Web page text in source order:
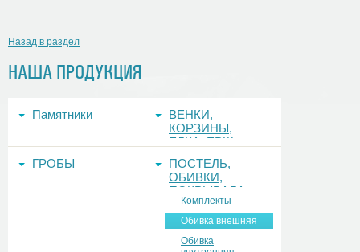
НАША ПРОДУКЦИЯ
Памятники
ВЕНКИ,
КОРЗИНЫ,
ЕЛКА, ЕРШ,
ГРОБЫ
ПОСТЕЛЬ,
ОБИВКИ,
ПОКРЫВАЛА
Комплекты
Обивка внешняя
Обивка
Назад в раздел